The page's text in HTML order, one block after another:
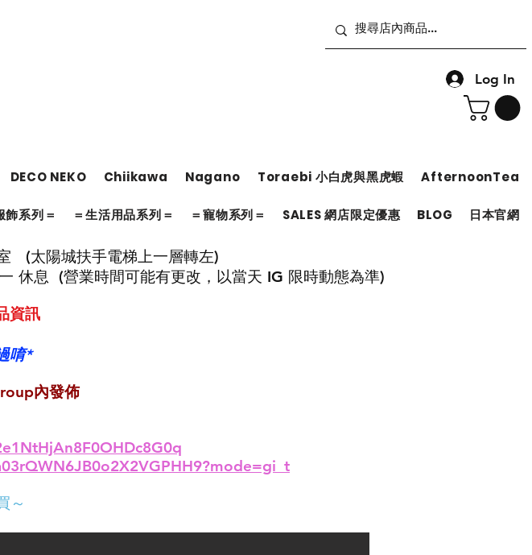
Log In
DECO NEKO Chiikawa Nagano Toraebi 小白虎與黑虎蝦 AfternoonTea
飾系列＝ ＝生活用品系列＝ ＝寵物系列＝ SALES 網店限定優惠 BLOG 日本官網
(太陽城扶手電梯上一層轉左)
息 (營業時間可能有更改，以當天 IG 限時動態為準)
資訊
唷*
內發佈
～